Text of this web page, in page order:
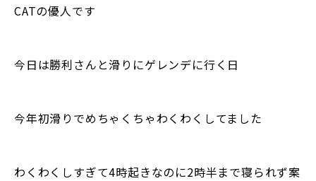
CATの優人です
今日は勝利さんと滑りにゲレンデに行く日
今年初滑りでめちゃくちゃわくわくしてました
わくわくしすぎて4時起きなのに2時半まで寝られず案